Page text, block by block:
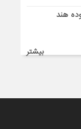
هند
بیشتر